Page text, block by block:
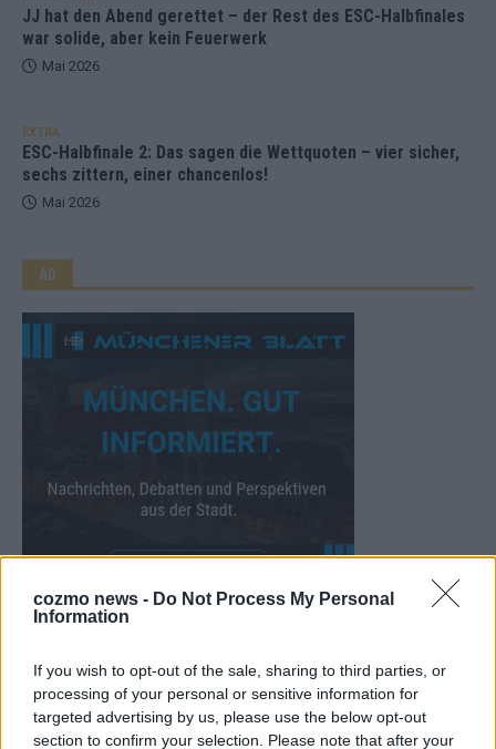
cozmo news - Do Not Process My Personal
Information
If you wish to opt-out of the sale, sharing to third parties, or
processing of your personal or sensitive information for
targeted advertising by us, please use the below opt-out
section to confirm your selection. Please note that after your
JJ hat den Abend gerettet – der Rest des ESC-Halbfinales
war solide, aber kein Feuerwerk
Mai 2026
EXTRA
ESC-Halbfinale 2: Das sagen die Wettquoten – vier sicher,
sechs zittern, einer chancenlos!
Mai 2026
AD
WERBE BEI UNS!